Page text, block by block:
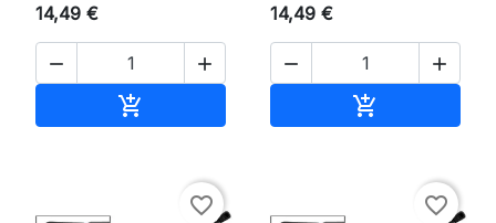
14,49 €
 

14,49 €
 

favorite_border favorite_border